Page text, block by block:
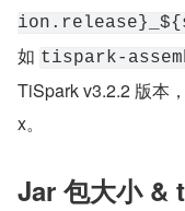
如 tispark-
TiSpark v3.2.2 版本
x。
Jar 包大小 &